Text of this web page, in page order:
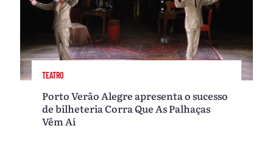
TEATRO
Porto Verão Alegre apresenta o sucesso
de bilheteria Corra Que As Palhaças
Vêm Aí